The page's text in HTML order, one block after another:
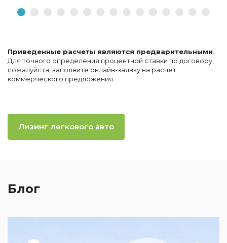
Приведенные расчеты являются предварительными
Для точного определения процентной ставки по договору,
пожалуйста, заполните онлайн-заявку на расчет
коммерческого предложения.
Лизинг легкового авто
Блог